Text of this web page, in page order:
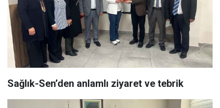
Sağlık-Sen’den anlamlı ziyaret ve tebrik